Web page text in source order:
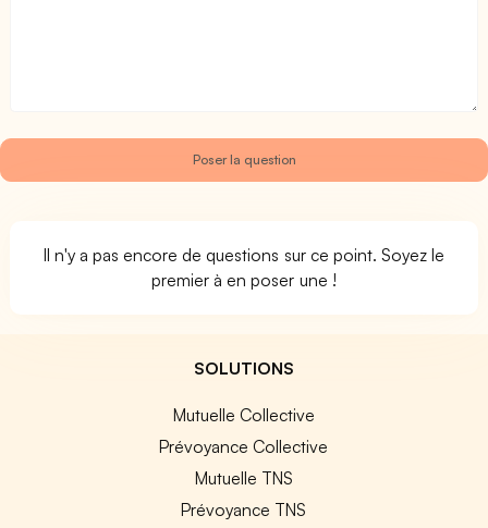
Il n'y a pas encore de questions sur ce point. Soyez le
premier à en poser une !
SOLUTIONS
Mutuelle Collective
Prévoyance Collective
Mutuelle TNS
Prévoyance TNS